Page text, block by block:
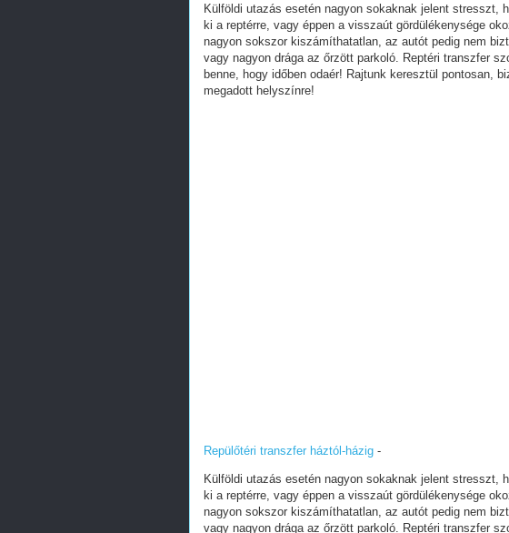
Külföldi utazás esetén nagyon sokaknak jelent stresszt,
ki a reptérre, vagy éppen a visszaút gördülékenysége
nagyon sokszor kiszámíthatatlan, az autót pedig nem
vagy nagyon drága az őrzött parkoló. Reptéri transzfer
benne, hogy időben odaér! Rajtunk keresztül pontosan,
megadott helyszínre!
Repülőtéri transzfer háztól-házig -
Külföldi utazás esetén nagyon sokaknak jelent stresszt,
ki a reptérre, vagy éppen a visszaút gördülékenysége
nagyon sokszor kiszámíthatatlan, az autót pedig nem
vagy nagyon drága az őrzött parkoló. Reptéri transzfer